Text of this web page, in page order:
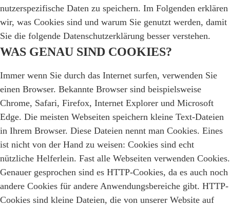
nutzerspezifische Daten zu speichern. Im Folgenden erklären
wir, was Cookies sind und warum Sie genutzt werden, damit
Sie die folgende Datenschutzerklärung besser verstehen.
WAS GENAU SIND COOKIES?
Immer wenn Sie durch das Internet surfen, verwenden Sie
einen Browser. Bekannte Browser sind beispielsweise
Chrome, Safari, Firefox, Internet Explorer und Microsoft
Edge. Die meisten Webseiten speichern kleine Text-Dateien
in Ihrem Browser. Diese Dateien nennt man Cookies. Eines
ist nicht von der Hand zu weisen: Cookies sind echt
nützliche Helferlein. Fast alle Webseiten verwenden Cookies.
Genauer gesprochen sind es HTTP-Cookies, da es auch noch
andere Cookies für andere Anwendungsbereiche gibt. HTTP-
Cookies sind kleine Dateien, die von unserer Website auf